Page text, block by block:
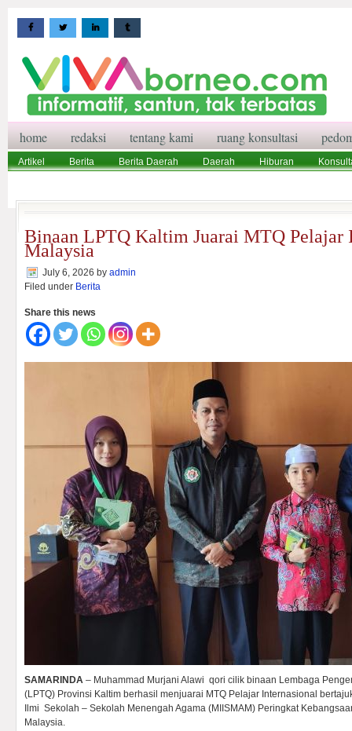
home redaksi tentang kami ruang konsultasi
Artikel Berita Berita Daerah Daerah Hiburan
Binaan LPTQ Kaltim Juarai MTQ Pelajar
Malaysia
July 6, 2026 by admin
Filed under Berita
Share this news
SAMARINDA – Muhammad Murjani Alawi qori cilik binaan Lembaga
(LPTQ) Provinsi Kaltim berhasil menjuarai MTQ Pelajar Internasional
Ilmi Sekolah – Sekolah Menengah Agama (MIISMAM) Peringkat
Malaysia.